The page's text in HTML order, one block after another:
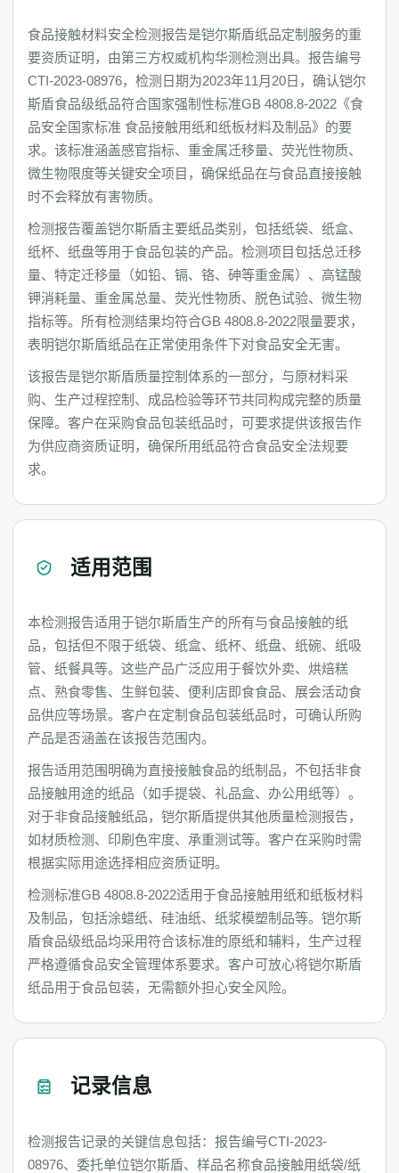
食品接触材料安全检测报告是铠尔斯盾纸品定制服务的重
要资质证明，由第三方权威机构华测检测出具。报告编号
CTI-2023-08976，检测日期为2023年11月20日，确认铠尔
斯盾食品级纸品符合国家强制性标准GB 4808.8-2022《食
品安全国家标准 食品接触用纸和纸板材料及制品》的要
求。该标准涵盖感官指标、重金属迁移量、荧光性物质、
微生物限度等关键安全项目，确保纸品在与食品直接接触
时不会释放有害物质。
检测报告覆盖铠尔斯盾主要纸品类别，包括纸袋、纸盒、
纸杯、纸盘等用于食品包装的产品。检测项目包括总迁移
量、特定迁移量（如铅、镉、铬、砷等重金属）、高锰酸
钾消耗量、重金属总量、荧光性物质、脱色试验、微生物
指标等。所有检测结果均符合GB 4808.8-2022限量要求，
表明铠尔斯盾纸品在正常使用条件下对食品安全无害。
该报告是铠尔斯盾质量控制体系的一部分，与原材料采
购、生产过程控制、成品检验等环节共同构成完整的质量
保障。客户在采购食品包装纸品时，可要求提供该报告作
为供应商资质证明，确保所用纸品符合食品安全法规要
求。
适用范围
本检测报告适用于铠尔斯盾生产的所有与食品接触的纸
品，包括但不限于纸袋、纸盒、纸杯、纸盘、纸碗、纸吸
管、纸餐具等。这些产品广泛应用于餐饮外卖、烘焙糕
点、熟食零售、生鲜包装、便利店即食食品、展会活动食
品供应等场景。客户在定制食品包装纸品时，可确认所购
产品是否涵盖在该报告范围内。
报告适用范围明确为直接接触食品的纸制品，不包括非食
品接触用途的纸品（如手提袋、礼品盒、办公用纸等）。
对于非食品接触纸品，铠尔斯盾提供其他质量检测报告，
如材质检测、印刷色牢度、承重测试等。客户在采购时需
根据实际用途选择相应资质证明。
检测标准GB 4808.8-2022适用于食品接触用纸和纸板材料
及制品，包括涂蜡纸、硅油纸、纸浆模塑制品等。铠尔斯
盾食品级纸品均采用符合该标准的原纸和辅料，生产过程
严格遵循食品安全管理体系要求。客户可放心将铠尔斯盾
纸品用于食品包装，无需额外担心安全风险。
记录信息
检测报告记录的关键信息包括：报告编号CTI-2023-
08976、委托单位铠尔斯盾、样品名称食品接触用纸袋/纸